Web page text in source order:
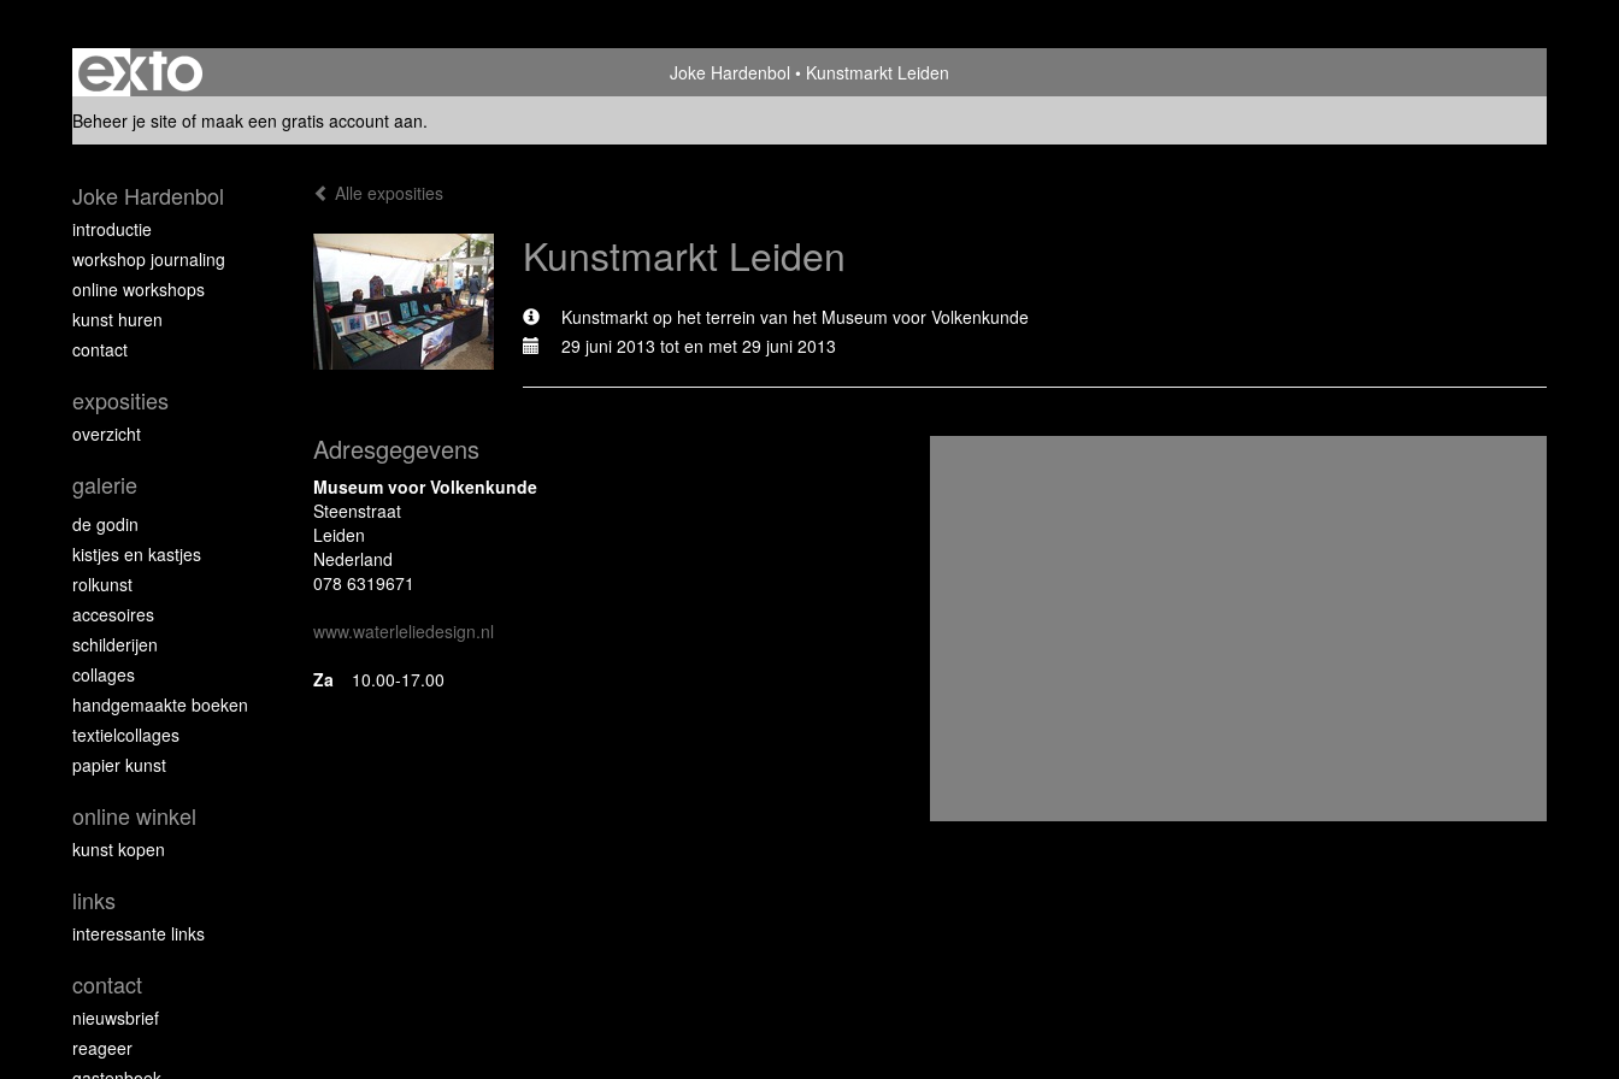
Joke Hardenbol
Kunstmarkt Leiden
Beheer je site of maak een gratis account aan.
Alle exposities
Kunstmarkt Leiden
Kunstmarkt op het terrein van het Museum voor Volkenkunde
29 juni 2013 tot en met 29 juni 2013
Adresgegevens
Museum voor Volkenkunde
Steenstraat
Leiden
Nederland
078 6319671
www.waterleliedesign.nl
Za
10.00-17.00
Joke Hardenbol
introductie
workshop journaling
online workshops
kunst huren
contact
exposities
overzicht
galerie
de godin
kistjes en kastjes
rolkunst
accesoires
schilderijen
collages
handgemaakte boeken
textielcollages
papier kunst
online winkel
kunst kopen
links
interessante links
contact
nieuwsbrief
reageer